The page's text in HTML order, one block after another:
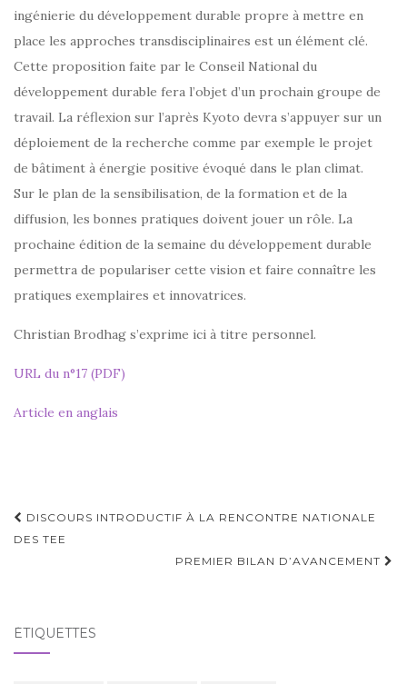
ingénierie du développement durable propre à mettre en
place les approches transdisciplinaires est un élément clé.
Cette proposition faite par le Conseil National du
développement durable fera l’objet d’un prochain groupe de
travail. La réflexion sur l’après Kyoto devra s’appuyer sur un
déploiement de la recherche comme par exemple le projet
de bâtiment à énergie positive évoqué dans le plan climat.
Sur le plan de la sensibilisation, de la formation et de la
diffusion, les bonnes pratiques doivent jouer un rôle. La
prochaine édition de la semaine du développement durable
permettra de populariser cette vision et faire connaître les
pratiques exemplaires et innovatrices.
Christian Brodhag s’exprime ici à titre personnel.
URL du n°17 (PDF)
Article en anglais
Navigation
d'article
DISCOURS INTRODUCTIF À LA RENCONTRE NATIONALE
DES TEE
PREMIER BILAN D’AVANCEMENT
ÉTIQUETTES